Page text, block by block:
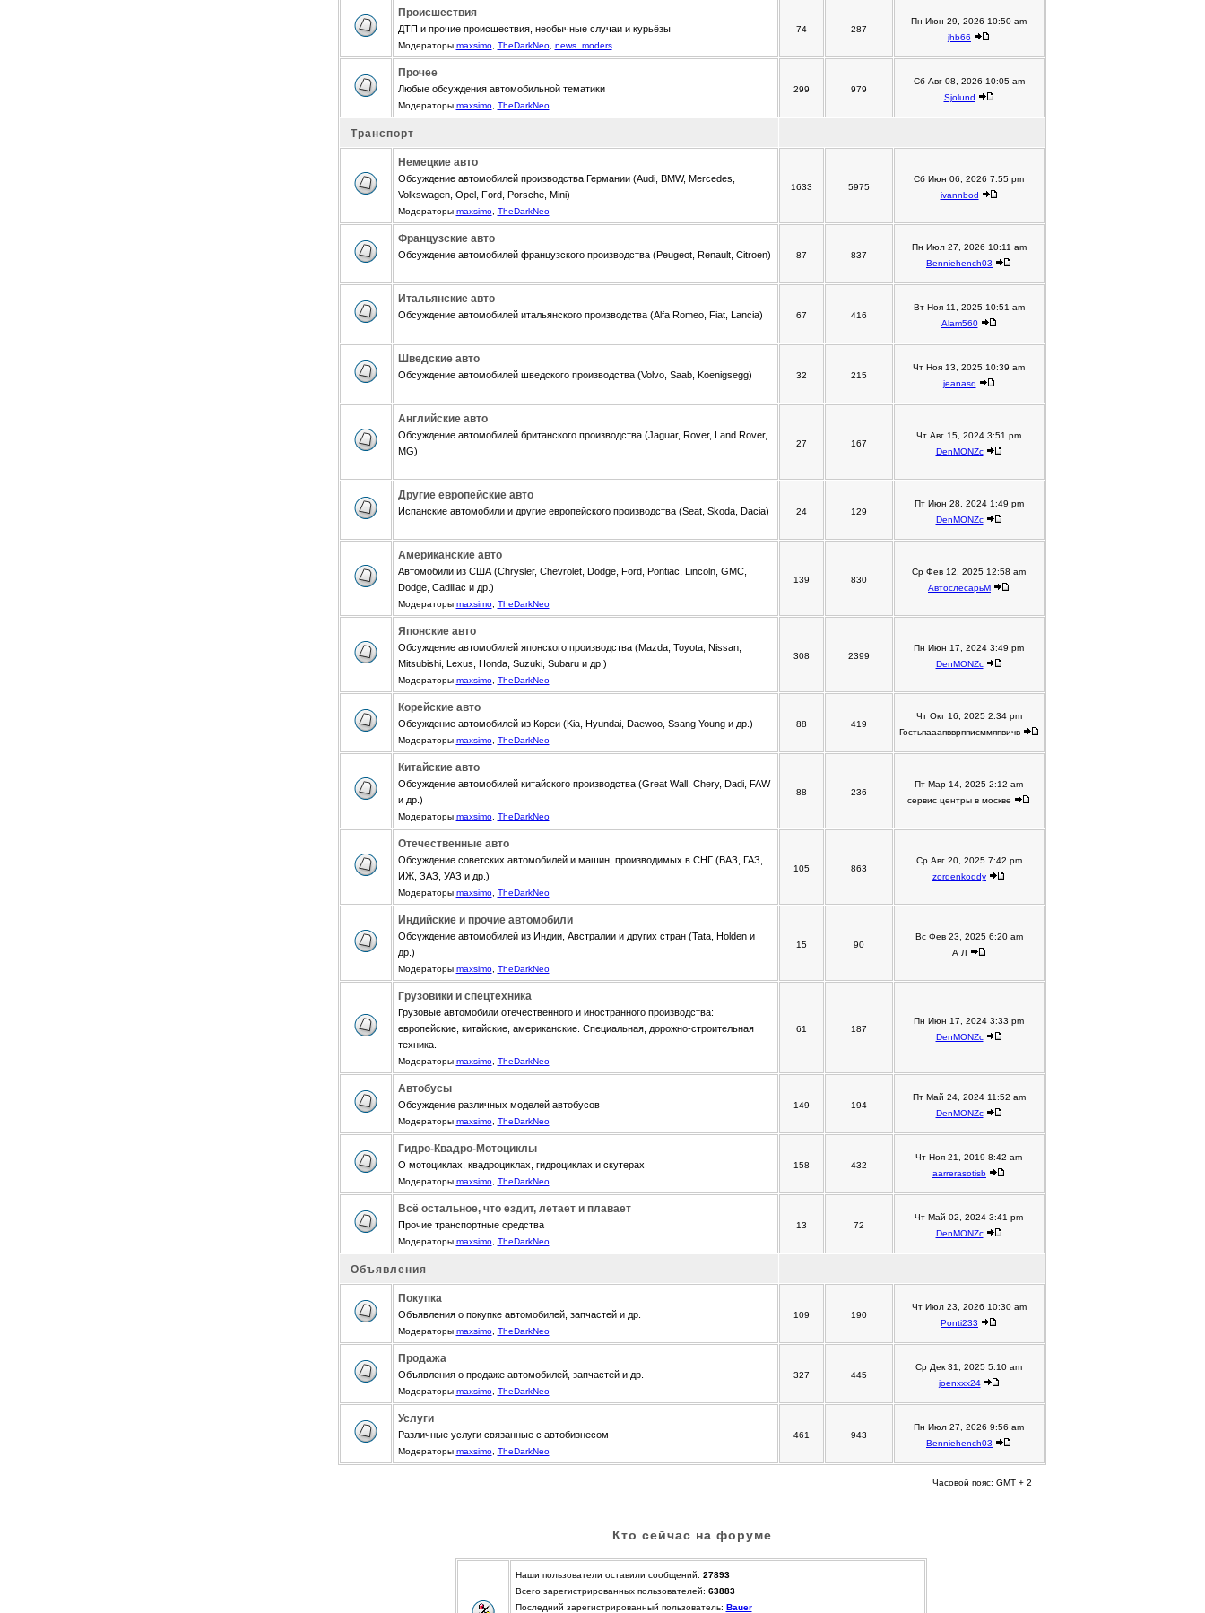
Происшествия
ДТП и прочие происшествия, необычные случаи и курьёзы
Модераторы maxsimo, TheDarkNeo, news_moders
74 287
Пн Июн 29, 2026 10:50 am
jhb66
Прочее
Любые обсуждения автомобильной тематики
Модераторы maxsimo, TheDarkNeo
299 979
Сб Авг 08, 2026 10:05 am
Sjolund
Транспорт
Немецкие авто
Обсуждение автомобилей производства Германии (Audi, BMW, Mercedes,
Volkswagen, Opel, Ford, Porsche, Mini)
Модераторы maxsimo, TheDarkNeo
1633 5975
Сб Июн 06, 2026 7:55 pm
ivannbod
Французские авто
Обсуждение автомобилей французского производства (Peugeot, Renault, Citroen) 87 837
Пн Июл 27, 2026 10:11 am
Benniehench03
Итальянские авто
Обсуждение автомобилей итальянского производства (Alfa Romeo, Fiat, Lancia) 67 416
Вт Ноя 11, 2025 10:51 am
Alam560
Шведские авто
Обсуждение автомобилей шведского производства (Volvo, Saab, Koenigsegg) 32 215
Чт Ноя 13, 2025 10:39 am
jeanasd
Английские авто
Обсуждение автомобилей британского производства (Jaguar, Rover, Land Rover,
MG)
27 167
Чт Авг 15, 2024 3:51 pm
DenMONZc
Другие европейские авто
Испанские автомобили и другие европейского производства (Seat, Skoda, Dacia) 24 129
Пт Июн 28, 2024 1:49 pm
DenMONZc
Американские авто
Автомобили из США (Chrysler, Chevrolet, Dodge, Ford, Pontiac, Lincoln, GMC,
Dodge, Cadillac и др.)
Модераторы maxsimo, TheDarkNeo
139 830
Ср Фев 12, 2025 12:58 am
АвтослесарьM
Японские авто
Обсуждение автомобилей японского производства (Mazda, Toyota, Nissan,
Mitsubishi, Lexus, Honda, Suzuki, Subaru и др.)
Модераторы maxsimo, TheDarkNeo
308 2399
Пн Июн 17, 2024 3:49 pm
DenMONZc
Корейские авто
Обсуждение автомобилей из Кореи (Kia, Hyundai, Daewoo, Ssang Young и др.)
Модераторы maxsimo, TheDarkNeo
88 419
Чт Окт 16, 2025 2:34 pm
Гостьпааапвврпписммяпвичв
Китайские авто
Обсуждение автомобилей китайского производства (Great Wall, Chery, Dadi, FAW
и др.)
Модераторы maxsimo, TheDarkNeo
88 236
Пт Мар 14, 2025 2:12 am
сервис центры в москве
Отечественные авто
Обсуждение советских автомобилей и машин, производимых в СНГ (ВАЗ, ГАЗ,
ИЖ, ЗАЗ, УАЗ и др.)
Модераторы maxsimo, TheDarkNeo
105 863
Ср Авг 20, 2025 7:42 pm
zordenkoddy
Индийские и прочие автомобили
Обсуждение автомобилей из Индии, Австралии и других стран (Tata, Holden и
др.)
Модераторы maxsimo, TheDarkNeo
15 90
Вс Фев 23, 2025 6:20 am
А Л
Грузовики и спецтехника
Грузовые автомобили отечественного и иностранного производства:
европейские, китайские, американские. Специальная, дорожно-строительная
техника.
Модераторы maxsimo, TheDarkNeo
61 187
Пн Июн 17, 2024 3:33 pm
DenMONZc
Автобусы
Обсуждение различных моделей автобусов
Модераторы maxsimo, TheDarkNeo
149 194
Пт Май 24, 2024 11:52 am
DenMONZc
Гидро-Квадро-Мотоциклы
О мотоциклах, квадроциклах, гидроциклах и скутерах
Модераторы maxsimo, TheDarkNeo
158 432
Чт Ноя 21, 2019 8:42 am
aarrerasotisb
Всё остальное, что ездит, летает и плавает
Прочие транспортные средства
Модераторы maxsimo, TheDarkNeo
13 72
Чт Май 02, 2024 3:41 pm
DenMONZc
Объявления
Покупка
Объявления о покупке автомобилей, запчастей и др.
Модераторы maxsimo, TheDarkNeo
109 190
Чт Июл 23, 2026 10:30 am
Ponti233
Продажа
Объявления о продаже автомобилей, запчастей и др.
Модераторы maxsimo, TheDarkNeo
327 445
Ср Дек 31, 2025 5:10 am
joenxxx24
Услуги
Различные услуги связанные с автобизнесом
Модераторы maxsimo, TheDarkNeo
461 943
Пн Июл 27, 2026 9:56 am
Benniehench03
Часовой пояс: GMT + 2
Кто сейчас на форуме
Наши пользователи оставили сообщений: 27893
Всего зарегистрированных пользователей: 63883
Последний зарегистрированный пользователь: Bauer